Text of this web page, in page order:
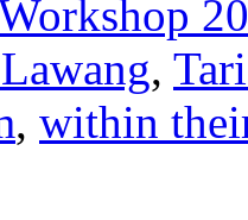
,
, within